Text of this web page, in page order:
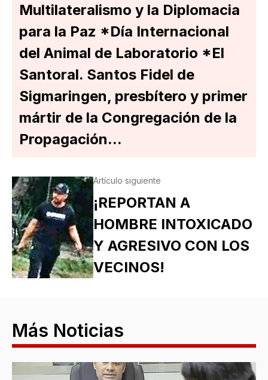
Multilateralismo y la Diplomacia
para la Paz *Día Internacional
del Animal de Laboratorio *El
Santoral. Santos Fidel de
Sigmaringen, presbítero y primer
mártir de la Congregación de la
Propagación...
Artículo siguiente
¡REPORTAN A
HOMBRE INTOXICADO
Y AGRESIVO CON LOS
VECINOS!
Más Noticias